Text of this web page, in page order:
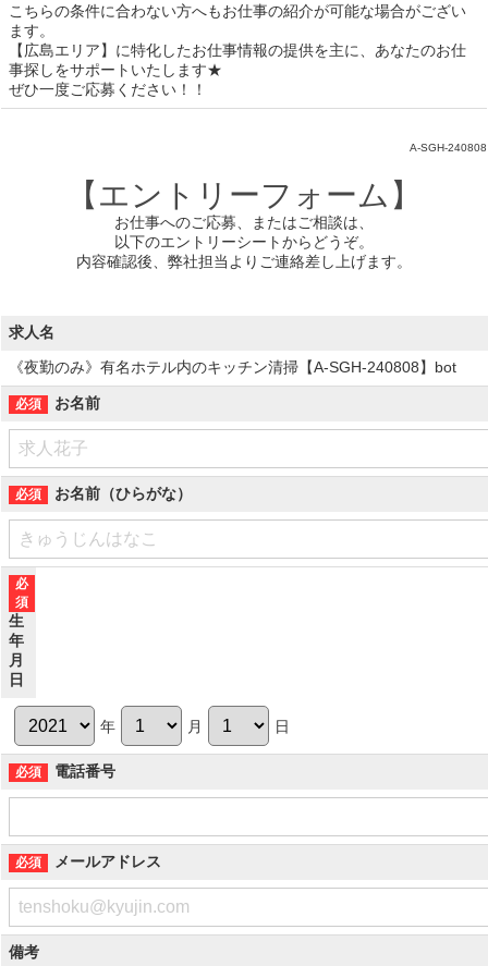
こちらの条件に合わない方へもお仕事の紹介が可能な場合がござい
ます。
【広島エリア】に特化したお仕事情報の提供を主に、あなたのお仕
事探しをサポートいたします★
ぜひ一度ご応募ください！！
A-SGH-240808
【エントリーフォーム】
お仕事へのご応募、またはご相談は、
以下のエントリーシートからどうぞ。
内容確認後、弊社担当よりご連絡差し上げます。
求人名
《夜勤のみ》有名ホテル内のキッチン清掃【A-SGH-240808】bot
お名前
お名前（ひらがな）
生
年
月
日
年 月 日
電話番号
メールアドレス
備考